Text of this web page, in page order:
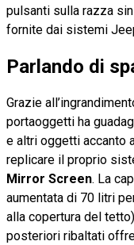
pulsanti sulla razza
fornite dai sistemi
Parlando di
Grazie
portaoggetti ha
e altri oggetti accanto
replicare il proprio
Mirror Screen. La
aumentata di 70 litri
alla copertura del
posteriori ribaltati